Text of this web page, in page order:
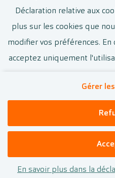
Déclaration relative aux
plus sur les cookies que
modifier vos préférences. En
acceptez uniquement
Gérer
En savoir plus dans la
Cookies